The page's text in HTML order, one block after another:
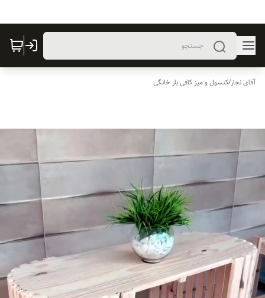
آقای نجار/کنسول و میز کافی بار خانگی